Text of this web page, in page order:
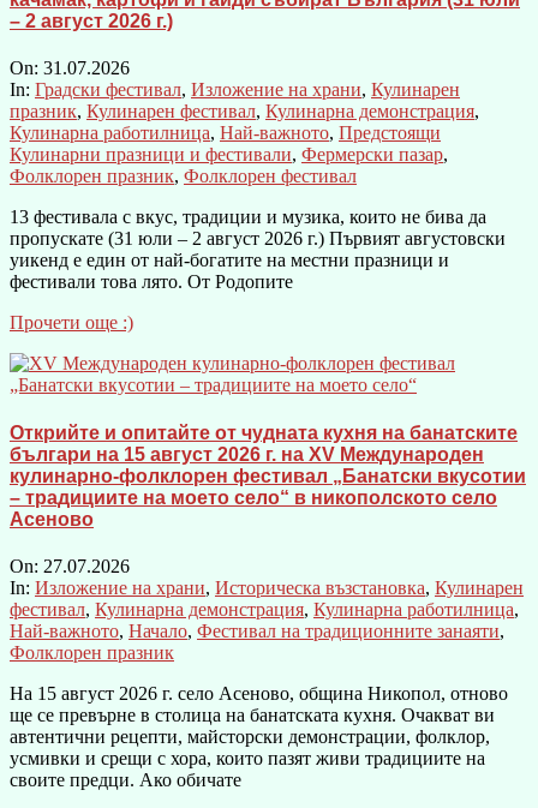
– 2 август 2026 г.)
On: 31.07.2026
In: Градски фестивал, Изложение на храни, Кулинарен
празник, Кулинарен фестивал, Кулинарна демонстрация,
Кулинарна работилница, Най-важното, Предстоящи
Кулинарни празници и фестивали, Фермерски пазар,
Фолклорен празник, Фолклорен фестивал
13 фестивала с вкус, традиции и музика, които не бива да
пропускате (31 юли – 2 август 2026 г.) Първият августовски
уикенд е един от най-богатите на местни празници и
фестивали това лято. От Родопите
Прочети още :)
Открийте и опитайте от чудната кухня на банатските
българи на 15 август 2026 г. на XV Международен
кулинарно-фолклорен фестивал „Банатски вкусотии
– традициите на моето село“ в никополското село
Асеново
On: 27.07.2026
In: Изложение на храни, Историческа възстановка, Кулинарен
фестивал, Кулинарна демонстрация, Кулинарна работилница,
Най-важното, Начало, Фестивал на традиционните занаяти,
Фолклорен празник
На 15 август 2026 г. село Асеново, община Никопол, отново
ще се превърне в столица на банатската кухня. Очакват ви
автентични рецепти, майсторски демонстрации, фолклор,
усмивки и срещи с хора, които пазят живи традициите на
своите предци. Ако обичате